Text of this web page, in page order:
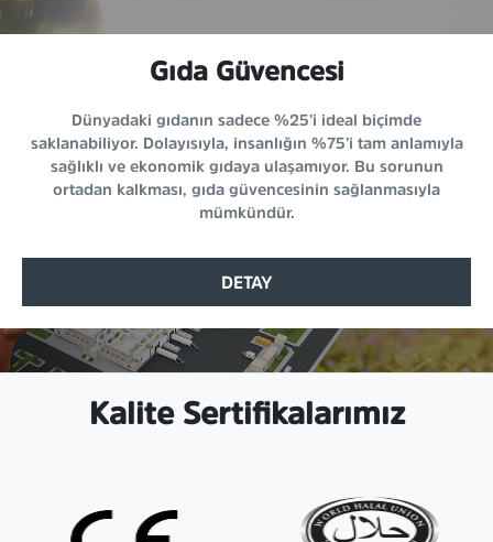
Gıda Güvencesi
Dünyadaki gıdanın sadece %25’i ideal biçimde
saklanabiliyor. Dolayısıyla, insanlığın %75’i tam anlamıyla
sağlıklı ve ekonomik gıdaya ulaşamıyor. Bu sorunun
ortadan kalkması, gıda güvencesinin sağlanmasıyla
mümkündür.
DETAY
Kalite Sertifikalarımız